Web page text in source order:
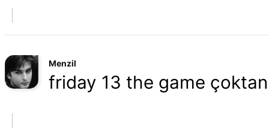
Menzil
friday 13 the game